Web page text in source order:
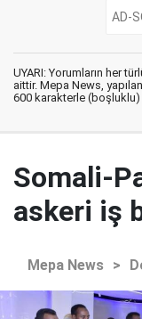
UYARI: Yorumların her
aittir. Mepa News,
600 karakterle (boşluklu)
Somali-
askeri iş
Mepa News >